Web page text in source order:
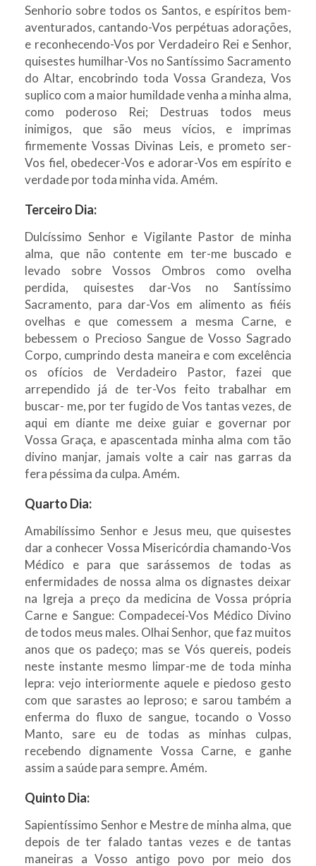
Senhorio sobre todos os Santos, e espíritos bem-
aventurados, cantando-Vos perpétuas adorações,
e reconhecendo-Vos por Verdadeiro Rei e Senhor,
quisestes humilhar-Vos no Santíssimo Sacramento
do Altar, encobrindo toda Vossa Grandeza, Vos
suplico com a maior humildade venha a minha alma,
como poderoso Rei; Destruas todos meus
inimigos, que são meus vícios, e imprimas
firmemente Vossas Divinas Leis, e prometo ser-
Vos fiel, obedecer-Vos e adorar-Vos em espírito e
verdade por toda minha vida. Amém.
Terceiro Dia:
Dulcíssimo Senhor e Vigilante Pastor de minha
alma, que não contente em ter-me buscado e
levado sobre Vossos Ombros como ovelha
perdida, quisestes dar-Vos no Santíssimo
Sacramento, para dar-Vos em alimento as fiéis
ovelhas e que comessem a mesma Carne, e
bebessem o Precioso Sangue de Vosso Sagrado
Corpo, cumprindo desta maneira e com excelência
os ofícios de Verdadeiro Pastor, fazei que
arrependido já de ter-Vos feito trabalhar em
buscar- me, por ter fugido de Vos tantas vezes, de
aqui em diante me deixe guiar e governar por
Vossa Graça, e apascentada minha alma com tão
divino manjar, jamais volte a cair nas garras da
fera péssima da culpa. Amém.
Quarto Dia:
Amabilíssimo Senhor e Jesus meu, que quisestes
dar a conhecer Vossa Misericórdia chamando-Vos
Médico e para que sarássemos de todas as
enfermidades de nossa alma os dignastes deixar
na Igreja a preço da medicina de Vossa própria
Carne e Sangue: Compadecei-Vos Médico Divino
de todos meus males. Olhai Senhor, que faz muitos
anos que os padeço; mas se Vós quereis, podeis
neste instante mesmo limpar-me de toda minha
lepra: vejo interiormente aquele e piedoso gesto
com que sarastes ao leproso; e sarou também a
enferma do fluxo de sangue, tocando o Vosso
Manto, sare eu de todas as minhas culpas,
recebendo dignamente Vossa Carne, e ganhe
assim a saúde para sempre. Amém.
Quinto Dia:
Sapientíssimo Senhor e Mestre de minha alma, que
depois de ter falado tantas vezes e de tantas
maneiras a Vosso antigo povo por meio dos